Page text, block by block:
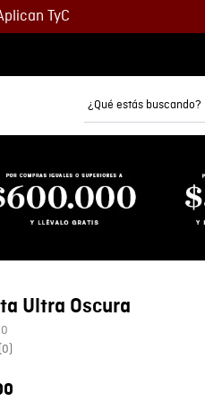
TyC
¿Qué estás buscando?
Ultra Oscura
(0)